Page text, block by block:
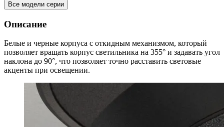
Все модели серии
Описание
Белые и черные корпуса с откидным механизмом, который
позволяет вращать корпус светильника на 355° и задавать угол
наклона до 90°, что позволяет точно расставить световые
акценты при освещении.